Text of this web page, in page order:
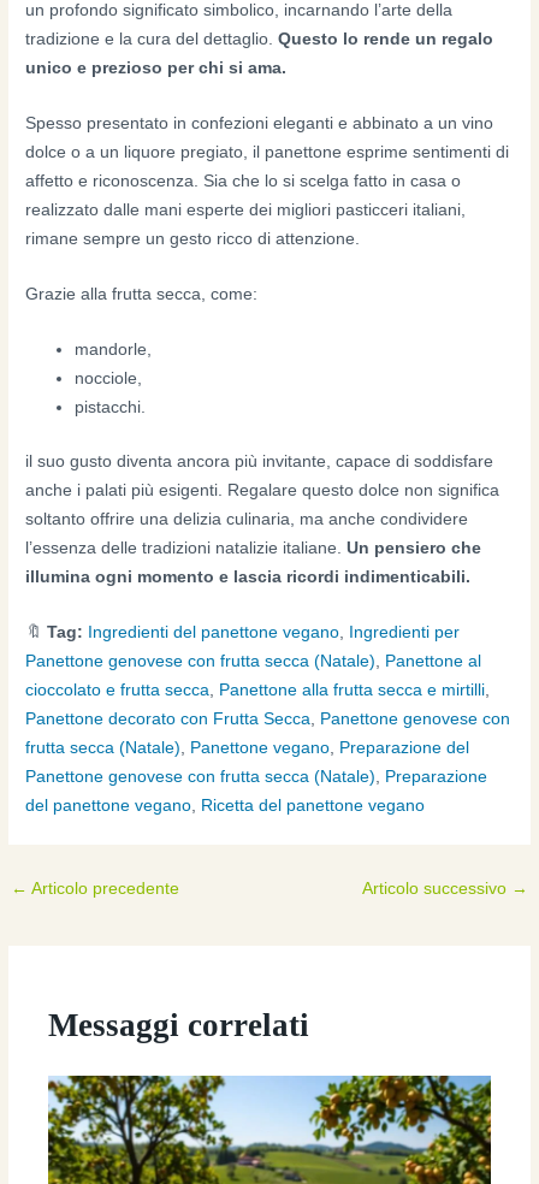
un profondo significato simbolico, incarnando l’arte della
tradizione e la cura del dettaglio.Questo lo rende un regalo
unico e prezioso per chi si ama.
Spesso presentato in confezioni eleganti e abbinato a un vino
dolce o a un liquore pregiato, il panettone esprime sentimenti di
affetto e riconoscenza. Sia che lo si scelga fatto in casa o
realizzato dalle mani esperte dei migliori pasticceri italiani,
rimane sempre un gesto ricco di attenzione.
Grazie alla frutta secca, come:
mandorle,
nocciole,
pistacchi.
il suo gusto diventa ancora più invitante, capace di soddisfare
anche i palati più esigenti. Regalare questo dolce non significa
soltanto offrire una delizia culinaria, ma anche condividere
l’essenza delle tradizioni natalizie italiane.Un pensiero che
illumina ogni momento e lascia ricordi indimenticabili.
🔖Tag: Ingredienti del panettone vegano, Ingredienti per
Panettone genovese con frutta secca (Natale), Panettone al
cioccolato e frutta secca, Panettone alla frutta secca e mirtilli,
Panettone decorato con Frutta Secca, Panettone genovese con
frutta secca (Natale), Panettone vegano, Preparazione del
Panettone genovese con frutta secca (Natale), Preparazione
del panettone vegano, Ricetta del panettone vegano
← Articolo precedente Articolo successivo →
Messaggi correlati